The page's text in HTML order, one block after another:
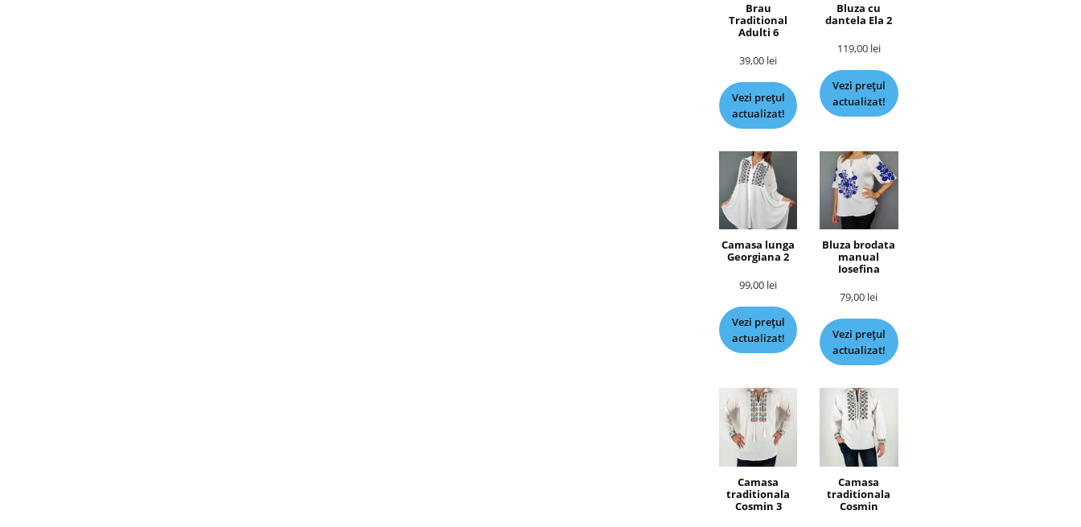
Brau
Traditional
Adulti 6
39,00 lei
Vezi prețul
actualizat!
Bluza cu
dantela Ela 2
119,00 lei
Vezi prețul
actualizat!
Camasa lunga
Georgiana 2
99,00 lei
Vezi prețul
actualizat!
Bluza brodata
manual
Iosefina
79,00 lei
Vezi prețul
actualizat!
Camasa
traditionala
Cosmin 3
Camasa
traditionala
Cosmin